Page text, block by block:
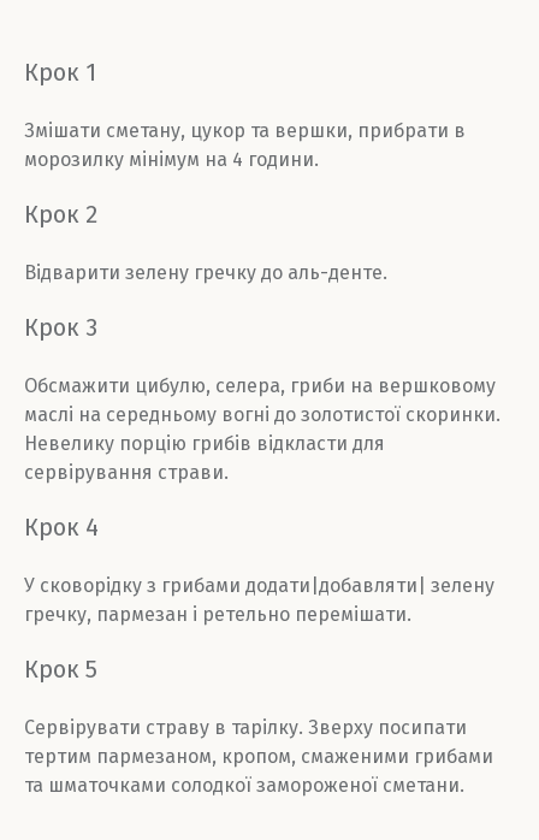
Крок 1
Змішати сметану, цукор та вершки, прибрати в
морозилку мінімум на 4 години.
Крок 2
Відварити зелену гречку до аль-денте.
Крок 3
Обсмажити цибулю, селера, гриби на вершковому
маслі на середньому вогні до золотистої скоринки.
Невелику порцію грибів відкласти для
сервірування страви.
Крок 4
У сковорідку з грибами додати|добавляти| зелену
гречку, пармезан і ретельно перемішати.
Крок 5
Сервірувати страву в тарілку. Зверху посипати
тертим пармезаном, кропом, смаженими грибами
та шматочками солодкої замороженої сметани.